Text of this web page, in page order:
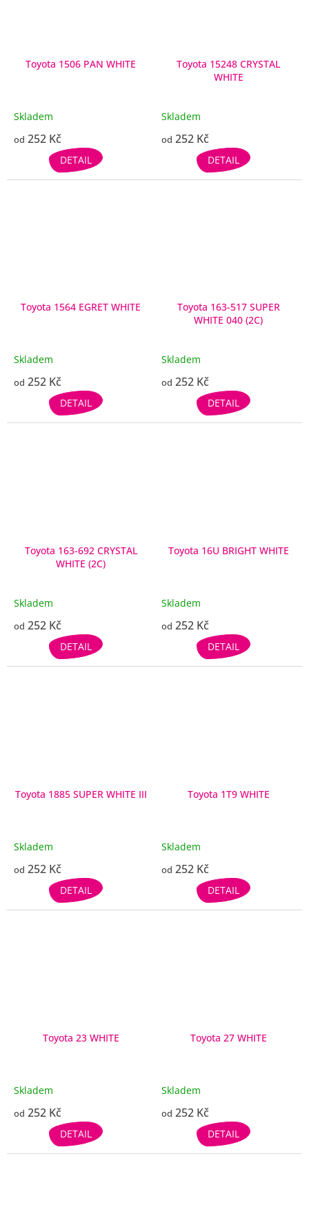
Toyota 1506 PAN WHITE
Skladem
od 252 Kč
DETAIL
Toyota 15248 CRYSTAL
WHITE
Skladem
od 252 Kč
DETAIL
Toyota 1564 EGRET WHITE
Skladem
od 252 Kč
DETAIL
Toyota 163-517 SUPER
WHITE 040 (2C)
Skladem
od 252 Kč
DETAIL
Toyota 163-692 CRYSTAL
WHITE (2C)
Skladem
od 252 Kč
DETAIL
Toyota 16U BRIGHT WHITE
Skladem
od 252 Kč
DETAIL
Toyota 1885 SUPER WHITE III
Skladem
od 252 Kč
DETAIL
Toyota 1T9 WHITE
Skladem
od 252 Kč
DETAIL
Toyota 23 WHITE
Skladem
od 252 Kč
DETAIL
Toyota 27 WHITE
Skladem
od 252 Kč
DETAIL